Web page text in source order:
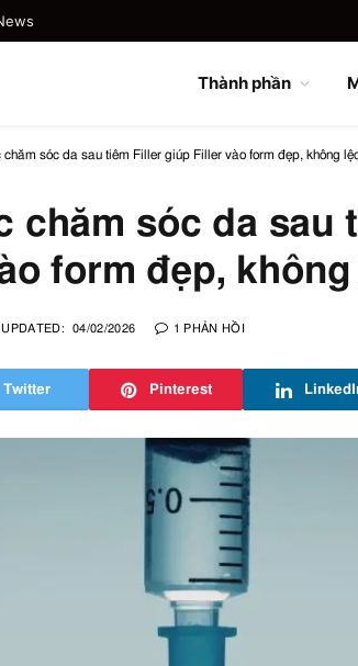
Thành phần
chăm sóc da sau tiêm Filler giúp Filler vào form đẹp, không
chăm sóc da sau
form đẹp, không
UPDATED: 04/02/2026 1 PHẢN HỒI
Twitter Pinterest